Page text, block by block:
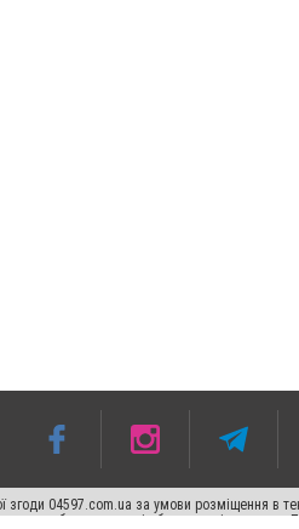
згоди 04597.com.ua за умови розміщення в
абзацу в тексті або в якості